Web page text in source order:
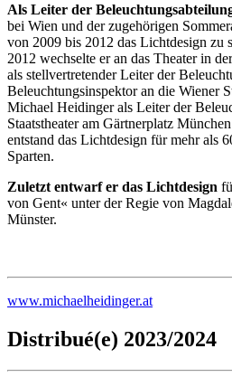
Als Leiter der
bei Wien und der zugehörigen
von 2009 bis 2012 das Lichtdesign zu
2012 wechselte er an das Theater in
als stellvertretender Leiter der
Beleuchtungsinspektor an die Wiener
Michael Heidinger als Leiter der
Staatstheater am Gärtnerplatz
entstand das Lichtdesign für mehr als
Sparten.
Zuletzt entwarf er das Lichtdesign
von Gent« unter der Regie von
Münster.
www.michaelheidinger.at
Distribué(e) 2023/2024